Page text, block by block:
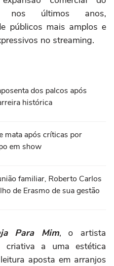
nos últimos anos,
públicos mais amplos e
no streaming.
dos palcos após
histórica
mata após críticas por
em show
familiar, Roberto Carlos
de Erasmo de sua gestão
Para Mim, o artista
criativa a uma estética
aposta em arranjos